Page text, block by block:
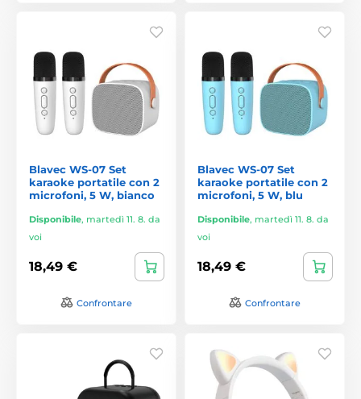
Blavec WS-07 Set
karaoke portatile con 2
microfoni, 5 W, bianco
Disponibile, martedì 11. 8. da
voi
18,49 €
Confrontare
Blavec WS-07 Set
karaoke portatile con 2
microfoni, 5 W, blu
Disponibile, martedì 11. 8. da
voi
18,49 €
Confrontare